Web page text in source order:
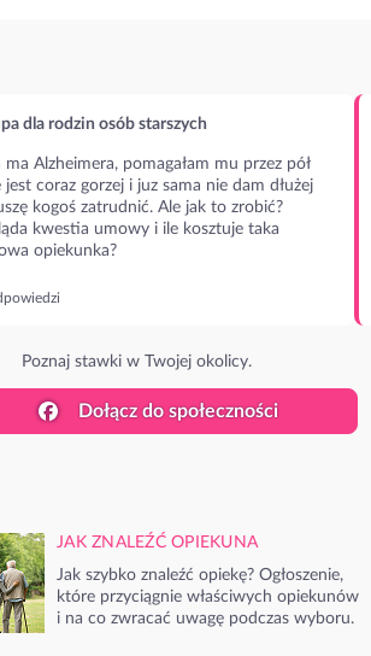
dla rodzin osób starszych
Alzheimera, pomagałam mu przez pół
jest coraz gorzej i juz sama nie dam dłużej
kogoś zatrudnić. Ale jak to zrobić?
kwestia umowy i ile kosztuje taka
opiekunka?
Poznaj stawki w Twojej okolicy.
Dołącz do społeczności
JAK ZNALEŹĆ OPIEKUNA
Jak szybko znaleźć opiekę? Ogłoszenie,
które przyciągnie właściwych opiekunów
i na co zwracać uwagę podczas wyboru.